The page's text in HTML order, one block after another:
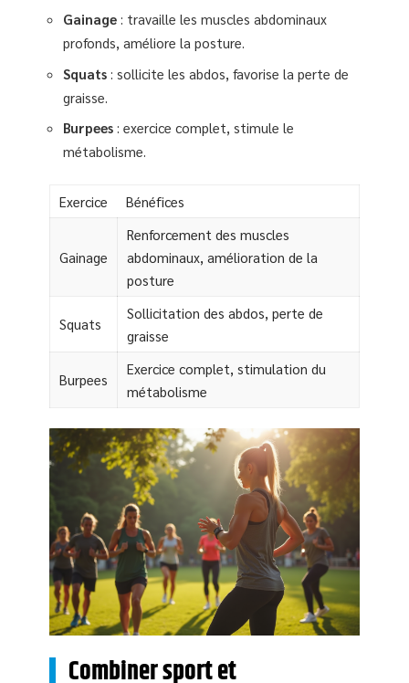
Gainage : travaille les muscles abdominaux
profonds, améliore la posture.
Squats : sollicite les abdos, favorise la perte de
graisse.
Burpees : exercice complet, stimule le
métabolisme.
Exercice Bénéfices
Gainage
Renforcement des muscles
abdominaux, amélioration de la
posture
Squats
Sollicitation des abdos, perte de
graisse
Burpees
Exercice complet, stimulation du
métabolisme
Combiner sport et